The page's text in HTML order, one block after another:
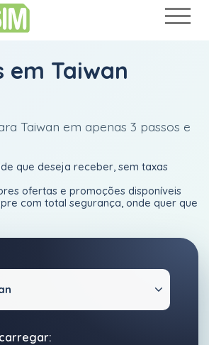
em Taiwan
Taiwan em apenas 3 passos e
que deseja receber, sem taxas
ofertas e promoções disponíveis
com total segurança, onde quer que